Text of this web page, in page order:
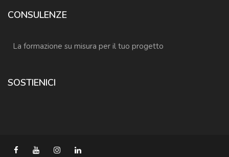
CONSULENZE
La formazione su misura per il tuo progetto
SOSTIENICI